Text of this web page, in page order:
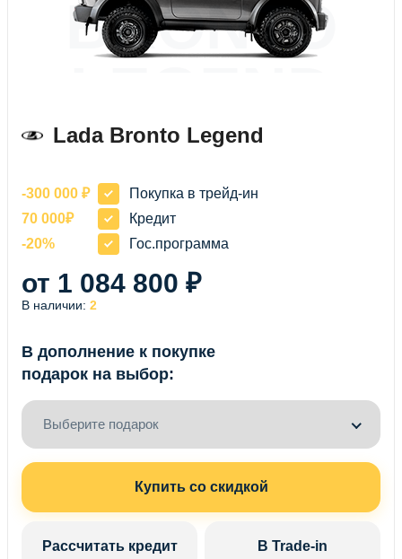
BRONTO
Lada Bronto Legend
-300 000 ₽
Покупка в трейд-ин
70 000₽
Кредит
-20%
Гос.программа
от 1 084 800 ₽
В наличии: 2
В дополнение к покупке
подарок на выбор:
Выберите подарок
Купить со скидкой
Рассчитать кредит В Trade-in